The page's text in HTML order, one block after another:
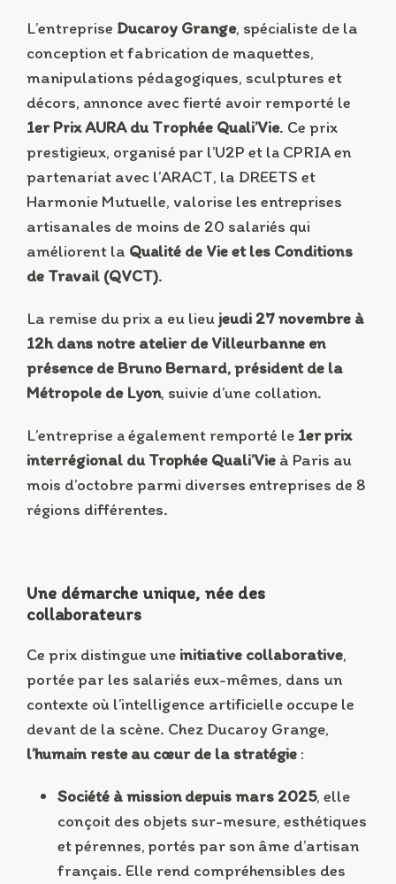
L’entreprise Ducaroy Grange, spécialiste de la
conception et fabrication de maquettes,
manipulations pédagogiques, sculptures et
décors, annonce avec fierté avoir remporté le
1er Prix AURA du Trophée Quali’Vie. Ce prix
prestigieux, organisé par l’U2P et la CPRIA en
partenariat avec l’ARACT, la DREETS et
Harmonie Mutuelle, valorise les entreprises
artisanales de moins de 20 salariés qui
améliorent la Qualité de Vie et les Conditions
de Travail (QVCT).
La remise du prix a eu lieu jeudi 27 novembre à
12h dans notre atelier de Villeurbanne en
présence de Bruno Bernard, président de la
Métropole de Lyon, suivie d’une collation.
L’entreprise a également remporté le 1er prix
interrégional du Trophée Quali’Vie à Paris au
mois d’octobre parmi diverses entreprises de 8
régions différentes.
Une démarche unique, née des
collaborateurs
Ce prix distingue une initiative collaborative,
portée par les salariés eux-mêmes, dans un
contexte où l’intelligence artificielle occupe le
devant de la scène. Chez Ducaroy Grange,
l’humain reste au cœur de la stratégie :
Société à mission depuis mars 2025, elle
conçoit des objets sur-mesure, esthétiques
et pérennes, portés par son âme d’artisan
français. Elle rend compréhensibles des